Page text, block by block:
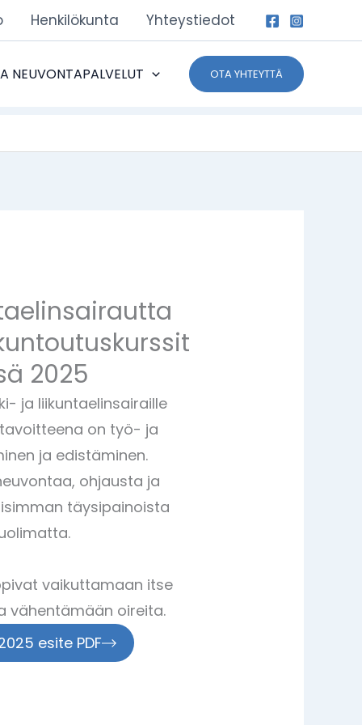
Henkilökunta Yhteystiedot
NEUVONTAPALVELUT OTA YHTEYTTÄ
2025
ja liikuntaelinsairaille
on työ- ja
ja edistäminen.
ohjausta ja
täysipainoista
vaikuttamaan itse
vähentämään oireita.
esite PDF